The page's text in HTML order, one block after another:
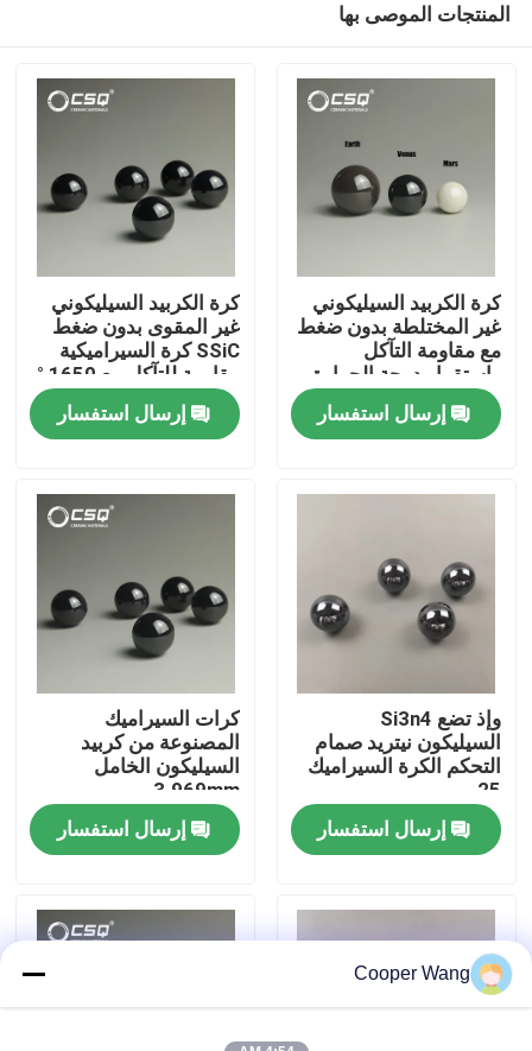
منزل
منتجات
معلومات عنا
رقابة جودة
اتصل بنا
محامل كروية سيراميك
المنتجات الموصى بها
كرة الكربيد السيليكوني
غير المختلطة بدون ضغط
مع مقاومة التآكل
واستقرار درجة الحرارة
العالية
إرسال استفسار
كرة الكربيد السيليكوني
غير المقوى بدون ضغط
SSiC كرة السيراميكية
مقاومة للتآكل مع 1650 °
C درجة حرارة أقصى
للمحاملإرسال استفسار
وإذ تضع Si3n4
السيليكون نيتريد صمام
التحكم الكرة السيراميك
25 مم
إرسال استفسار
كرات السيراميك
المصنوعة من كربيد
السيليكون الخامل
3.969mm
إرسال استفسار
Cooper Wang